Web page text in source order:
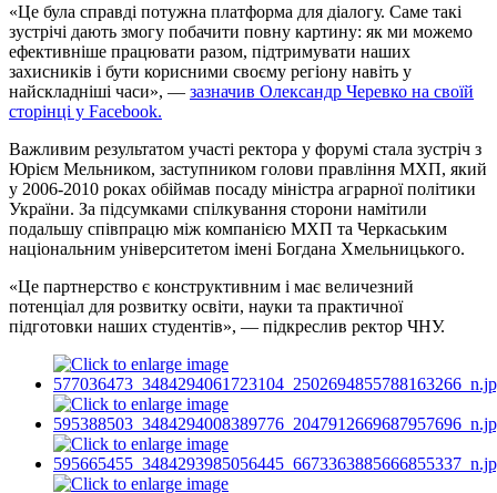
«Це була справді потужна платформа для діалогу. Саме такі
зустрічі дають змогу побачити повну картину: як ми можемо
ефективніше працювати разом, підтримувати наших
захисників і бути корисними своєму регіону навіть у
найскладніші часи», — зазначив Олександр Черевко на своїй
сторінці у Facebook.
Важливим результатом участі ректора у форумі стала зустріч з
Юрієм Мельником, заступником голови правління МХП, який
у 2006-2010 роках обіймав посаду міністра аграрної політики
України. За підсумками спілкування сторони намітили
подальшу співпрацю між компанією МХП та Черкаським
національним університетом імені Богдана Хмельницького.
«Це партнерство є конструктивним і має величезний
потенціал для розвитку освіти, науки та практичної
підготовки наших студентів», — підкреслив ректор ЧНУ.